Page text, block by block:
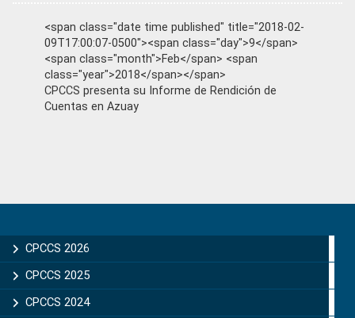
<span class="date time published" title="2018-02-
09T17:00:07-0500"><span class="day">9</span>
<span class="month">Feb</span> <span
class="year">2018</span></span>
CPCCS presenta su Informe de Rendición de
Cuentas en Azuay
Sidebar
CPCCS 2026
CPCCS 2025
CPCCS 2024